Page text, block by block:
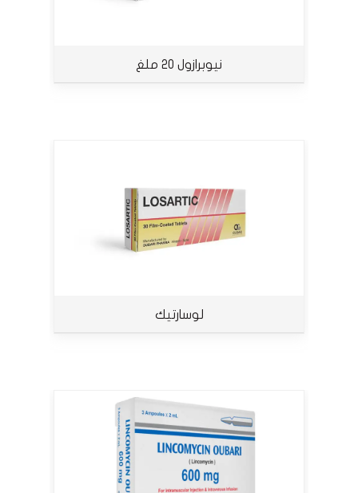
نيوبرازول 20 ملغ
لوسارتيك